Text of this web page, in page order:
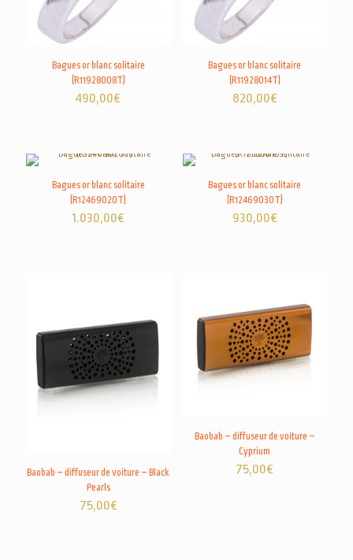
Bagues or blanc solitaire
(R11928008T)
490,00€
Bagues or blanc solitaire
(R11928014T)
820,00€
Bagues or blanc solitaire
(R12469020T)
1.030,00€
Bagues or blanc solitaire
(R12469030T)
930,00€
Baobab – diffuseur de voiture – Black
Pearls
75,00€
Baobab – diffuseur de voiture –
Cyprium
75,00€